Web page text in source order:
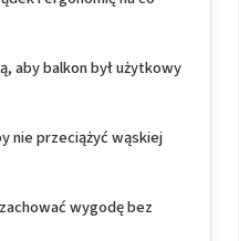
aby balkon był użytkowy
nie przeciążyć wąskiej
wygodę bez